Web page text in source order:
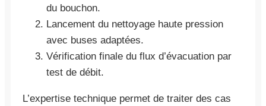
du bouchon.
Lancement du nettoyage haute pression
avec buses adaptées.
Vérification finale du flux d’évacuation par
test de débit.
L’expertise technique permet de traiter des cas